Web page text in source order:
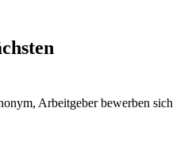
Arbeitgeber bewerben sich